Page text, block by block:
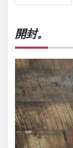
1.1
フィ
を確
認。
1.2
生体
認証
を確
認。
2
開封。